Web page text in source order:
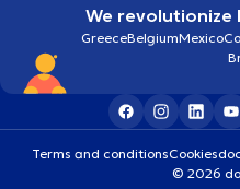
We
GreeceBelgiumMexico
Terms and conditionsCookies
© 2026